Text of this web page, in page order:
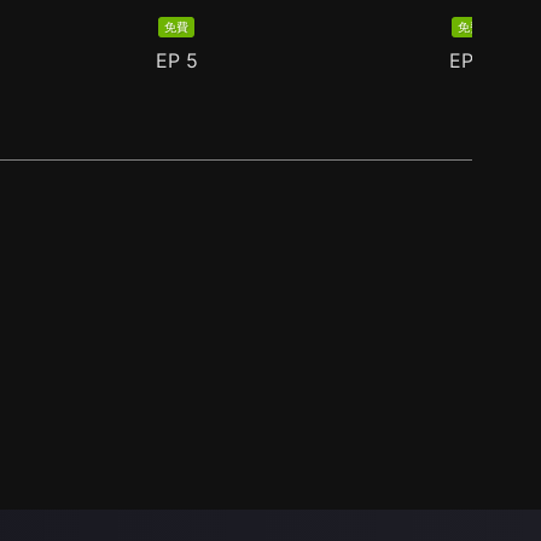
免費
EP 5
免費
EP